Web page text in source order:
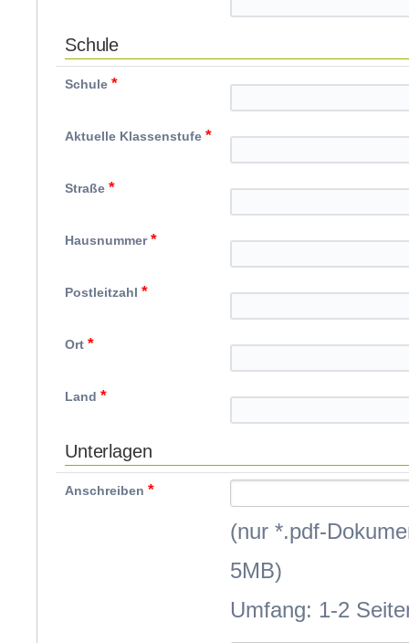
Schule
Schule *
Aktuelle Klassenstufe *
Straße *
Hausnummer*
Postleitzahl *
Ort *
Land *
Unterlagen
Anschreiben *
(nur *.pdf-
5MB)
Umfang: 1-2